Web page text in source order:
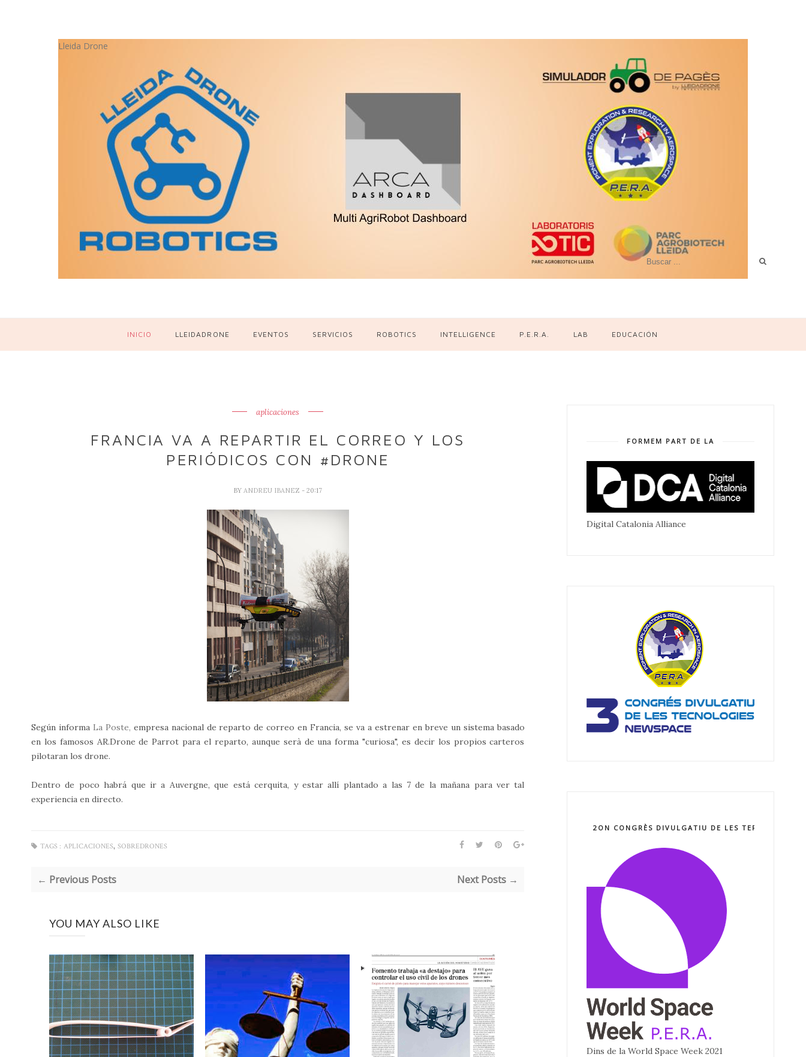
Lleida Drone
INICIO LLEIDADRONE EVENTOS SERVICIOS ROBOTICS INTELLIGENCE P.E.R.A. LAB EDUCACIÓN
aplicaciones
FRANCIA VA A REPARTIR EL CORREO Y LOS
PERIÓDICOS CON #DRONE
BYANDREU IBANEZ - 20:17
Según informa La Poste, empresa nacional de reparto de correo en Francia, se va a estrenar en breve un sistema basado
en los famosos AR.Drone de Parrot para el reparto, aunque serà de una forma "curiosa", es decir los propios carteros
pilotaran los drone.
Dentro de poco habrá que ir a Auvergne, que está cerquita, y estar allí plantado a las 7 de la mañana para ver tal
experiencia en directo.
TAGS : APLICACIONES, SOBREDRONES
← Previous Posts Next Posts →
YOU MAY ALSO LIKE
FORMEM PART DE LA
Digital Catalonia Alliance
2ON CONGRÈS DIVULGATIU DE LES TERCNOLOGIES
Dins de la World Space Week 2021